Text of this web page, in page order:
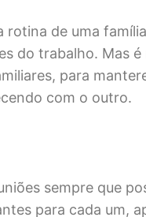
rotina de uma
do trabalho. Mas
para
com o outro.
sempre que
para cada um,